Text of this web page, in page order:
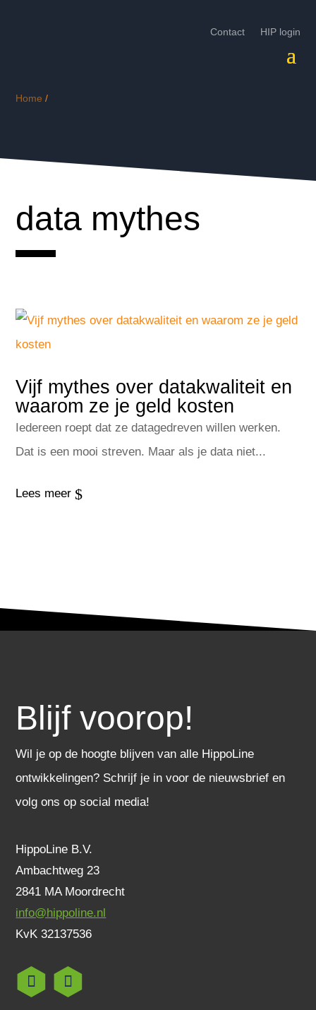
Contact HIP login
Home /
data mythes
Vijf mythes over datakwaliteit en
waarom ze je geld kosten
Iedereen roept dat ze datagedreven willen werken.
Dat is een mooi streven. Maar als je data niet...
Lees meer $
Blijf voorop!
Wil je op de hoogte blijven van alle HippoLine
ontwikkelingen? Schrijf je in voor de nieuwsbrief en
volg ons op social media!
HippoLine B.V.
Ambachtweg 23
2841 MA Moordrecht
info@hippoline.nl
KvK 32137536